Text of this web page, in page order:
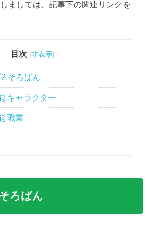
ましては、記事下の関連リンクを
目次 [非表示]
そろばん
キャラクター
職業
ろばん